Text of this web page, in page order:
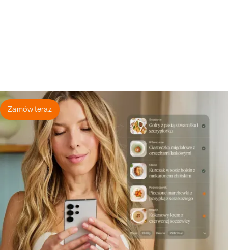
Zamów teraz